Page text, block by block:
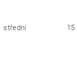
střední 15